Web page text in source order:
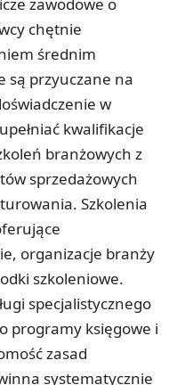
chętnie
średnim
są przyuczane na
w
kwalifikacje
branżowych z
sprzedażowych
Szkolenia
organizacje branży
szkoleniowe.
specjalistycznego
programy księgowe i
zasad
systematycznie